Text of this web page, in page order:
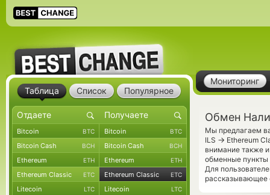
Мониторинг
Обмен
Мы предлагаем
ILS → Ethereum
внимание также
обменные пункты
Для
рассказывающее
Таблица Список Популярное
Bitcoin BTC Bitcoin BTC
Bitcoin Cash BCH Bitcoin Cash BCH
Ethereum ETH Ethereum ETH
Ethereum Classic ETC Ethereum Classic ETC
Litecoin LTC Litecoin LTC